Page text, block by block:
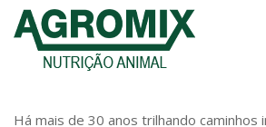
Há mais de 30 anos trilhando caminhos